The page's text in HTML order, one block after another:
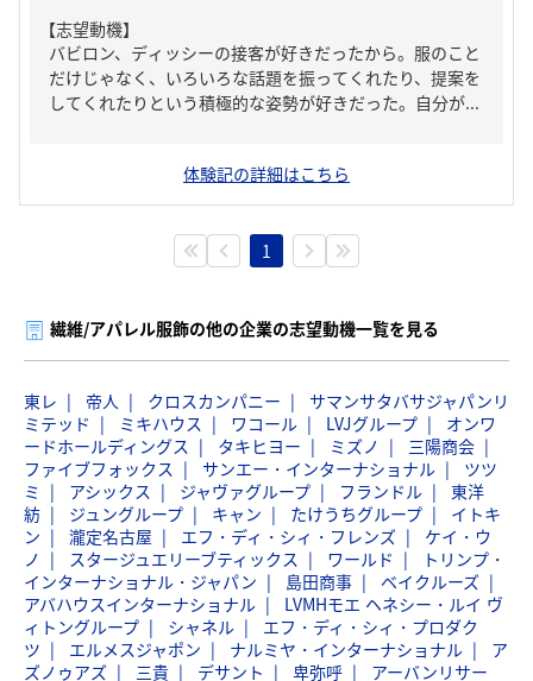
【志望動機】
バビロン、ディッシーの接客が好きだったから。服のこと
だけじゃなく、いろいろな話題を振ってくれたり、提案を
してくれたりという積極的な姿勢が好きだった。自分が...
体験記の詳細はこちら
1
繊維/アパレル服飾の他の企業の志望動機一覧を見る
東レ 帝人 クロスカンパニー
サマンサタバサジャパンリ
ミテッド
ミキハウス ワコール LVJグループ
オンワ
ードホールディングス
タキヒヨー ミズノ
三陽商会
ファイブフォックス
サンエー・インターナショナル
ツツ
ミ
アシックス ジャヴァグループ フランドル
東洋
紡
ジュングループ キャン たけうちグループ
イトキ
ン
瀧定名古屋 エフ・ディ・シィ・フレンズ
ケイ・ウ
ノ
スタージュエリーブティックス ワールド
トリンプ・
インターナショナル・ジャパン
島田商事
ベイクルーズ
アバハウスインターナショナル
LVMHモエ ヘネシー・ルイ ヴ
ィトングループ
シャネル
エフ・ディ・シィ・プロダク
ツ
エルメスジャポン ナルミヤ・インターナショナル
ア
ズノゥアズ
三貴 デサント 卑弥呼 アーバンリサー